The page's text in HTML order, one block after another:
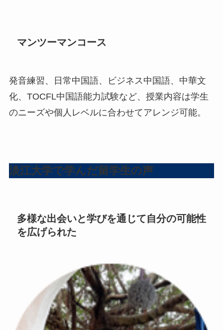
マンツーマンコース
発音練習、日常中国語、ビジネス中国語、中華文
化、TOCFL中国語能力試験など、授業内容は学生
のニーズや個人レベルに合わせてアレンジ可能。
淡江大学で学んだ留学生の声
多様な出会いと学びを通じて自分の可能性
を広げられた